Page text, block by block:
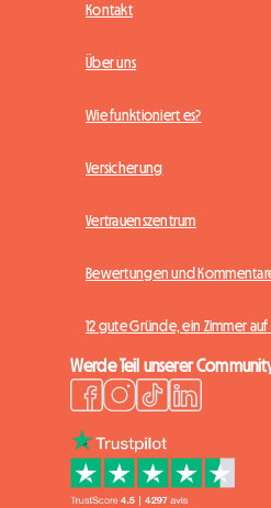
Kontakt
Über uns
Wie funktioniert es?
Versicherung
Vertrauenszentrum
Bewertungen und
12 gute Gründe, ein Zimmer
Werde Teil unserer